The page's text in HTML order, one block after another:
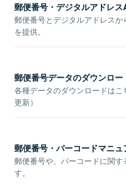
郵便番号・デジタルアドレス
郵便番号とデジタルアドレス
を提供。
郵便番号データのダウンロー
各種データのダウンロードは
更新）
郵便番号・バーコードマニュ
郵便番号や、バーコードに関
す。